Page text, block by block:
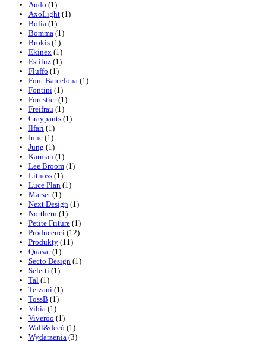
Audo (1)
AxoLight (1)
Bolia (1)
Bomma (1)
Brokis (1)
Ekinex (1)
Estiluz (1)
Fluffo (1)
Font Barcelona (1)
Fontini (1)
Forestier(1)
Freifrau (1)
Graypants (1)
Ilfari (1)
Inne (1)
Jung (1)
Karman (1)
Lee Broom (1)
Lithoss (1)
Luce Plan (1)
Marset (1)
Next Design (1)
Northern (1)
Petite Friture (1)
Producenci (12)
Produkty (11)
Quasar(1)
Secto Design (1)
Seletti (1)
Tal (1)
Terzani (1)
TossB (1)
Vibia (1)
Viveroo (1)
Wall&decò (1)
Wydarzenia (3)